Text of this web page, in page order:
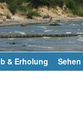
& Erholung